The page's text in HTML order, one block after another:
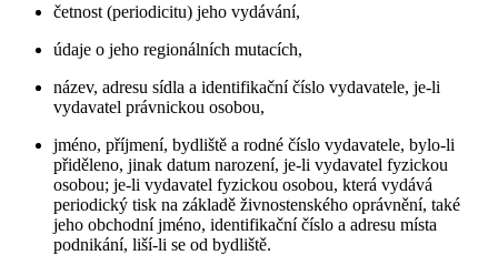
četnost (periodicitu) jeho vydávání,
údaje o jeho regionálních mutacích,
název, adresu sídla a identifikační číslo vydavatele, je-li
vydavatel právnickou osobou,
jméno, příjmení, bydliště a rodné číslo vydavatele, bylo-li
přiděleno, jinak datum narození, je-li vydavatel fyzickou
osobou; je-li vydavatel fyzickou osobou, která vydává
periodický tisk na základě živnostenského oprávnění, také
jeho obchodní jméno, identifikační číslo a adresu místa
podnikání, liší-li se od bydliště.